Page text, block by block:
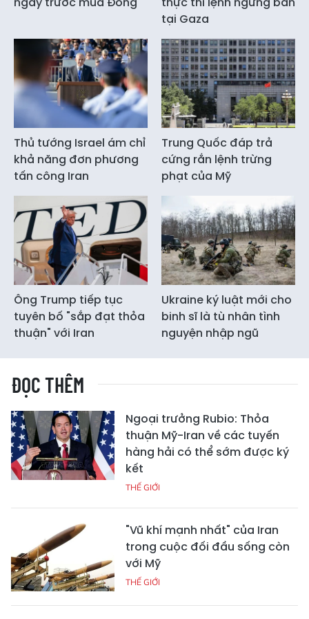
tại Gaza
Thủ tướng Israel ám chỉ
khả năng đơn phương
tấn công Iran
Trung Quốc đáp trả
cứng rắn lệnh trừng
phạt của Mỹ
Ông Trump tiếp tục
tuyên bố "sắp đạt thỏa
thuận" với Iran
Ukraine ký luật mới cho
binh sĩ là tù nhân tình
nguyện nhập ngũ
ĐỌC THÊM
Ngoại trưởng Rubio: Thỏa
thuận Mỹ-Iran về các tuyến
hàng hải có thể sớm được ký
kết
THẾ GIỚI
"Vũ khí mạnh nhất" của Iran
trong cuộc đối đầu sống còn
với Mỹ
THẾ GIỚI